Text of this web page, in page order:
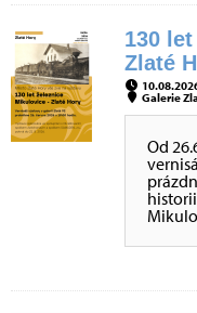
130
Zlaté
Galerie
Od